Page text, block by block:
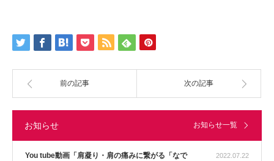
前の記事 次の記事
お知らせ
2022.07.22
You tube動画「肩凝り・肩の痛みに繋がる「なで
お知らせ一覧